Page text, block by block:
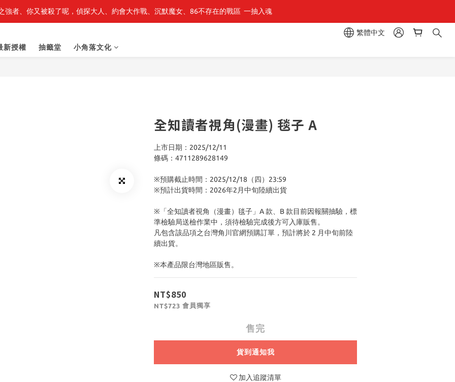
最新開賣🔥「全知讀者視角」 周邊商品
強者、你又被殺了呢，偵探大人、約會大作戰、沉默魔女、86不存在的戰區  一抽入魂
繁體中文
新授權
抽籤堂 小角落文化
全知讀者視角(漫畫) 毯子 A
上市日期：2025/12/11
條碼：4711289628149
※預購截止時間：2025/12/18（四）23:59
※預計出貨時間：2026年2月中旬陸續出貨
※「全知讀者視角（漫畫）毯子」A 款、B 款目前因報關抽驗，標
準檢驗局送檢作業中，須待檢驗完成後方可入庫販售。
凡包含該品項之台灣角川官網預購訂單，預計將於 2 月中旬前陸
續出貨。
※本產品限台灣地區販售。
NT$850
NT$723 會員獨享
售完
貨到通知我
加入追蹤清單